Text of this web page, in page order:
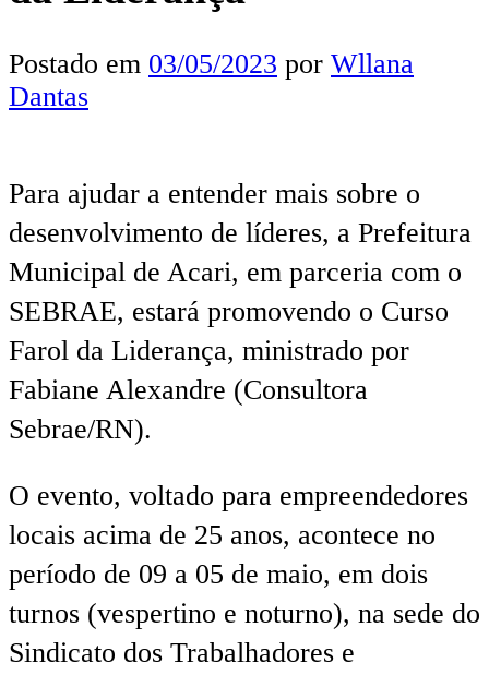
Postado em 03/05/2023 por Wllana
Dantas
Para ajudar a entender mais sobre o
desenvolvimento de líderes, a Prefeitura
Municipal de Acari, em parceria com o
SEBRAE, estará promovendo o Curso
Farol da Liderança, ministrado por
Fabiane Alexandre (Consultora
Sebrae/RN).
O evento, voltado para empreendedores
locais acima de 25 anos, acontece no
período de 09 a 05 de maio, em dois
turnos (vespertino e noturno), na sede do
Sindicato dos Trabalhadores e